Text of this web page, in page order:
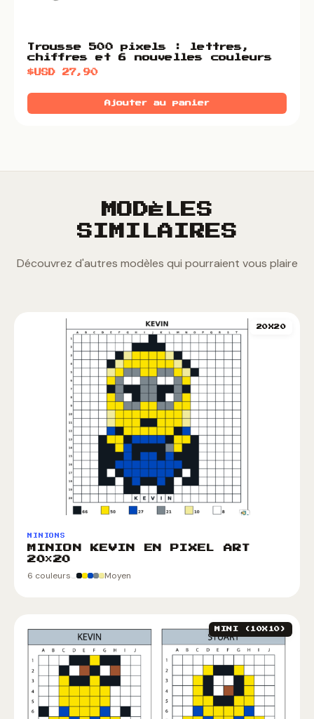
Trousse 500 pixels : lettres,
chiffres et 6 nouvelles couleurs
$USD27,90
Ajouter au panier
MODÈLES
SIMILAIRES
Découvrez d'autres modèles qui pourraient vous plaire
20X20
MINIONS
MINION KEVIN EN PIXEL ART
20×20
6 couleurs Moyen
MINI (10X10)